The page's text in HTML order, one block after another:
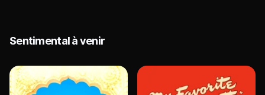
Sentimental à venir